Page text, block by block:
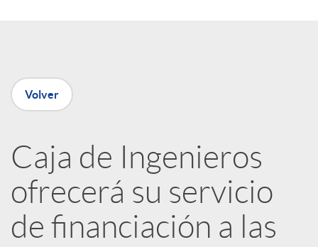
n
e
d
Volver
Caja de Ingenieros
ofrecerá su servicio
de financiación a las